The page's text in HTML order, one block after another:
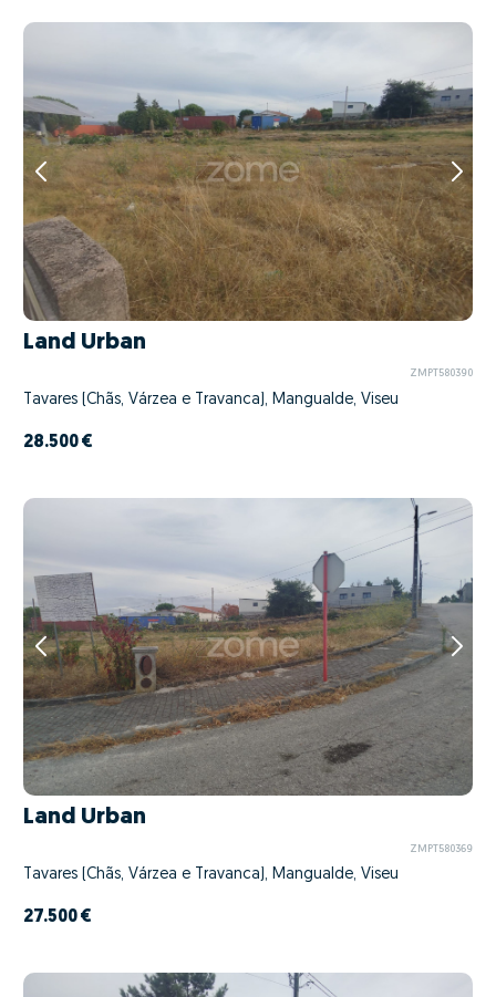
Land Urban
ZMPT580390
Tavares (Chãs, Várzea e Travanca), Mangualde, Viseu
28.500 €
Land Urban
ZMPT580369
Tavares (Chãs, Várzea e Travanca), Mangualde, Viseu
27.500 €